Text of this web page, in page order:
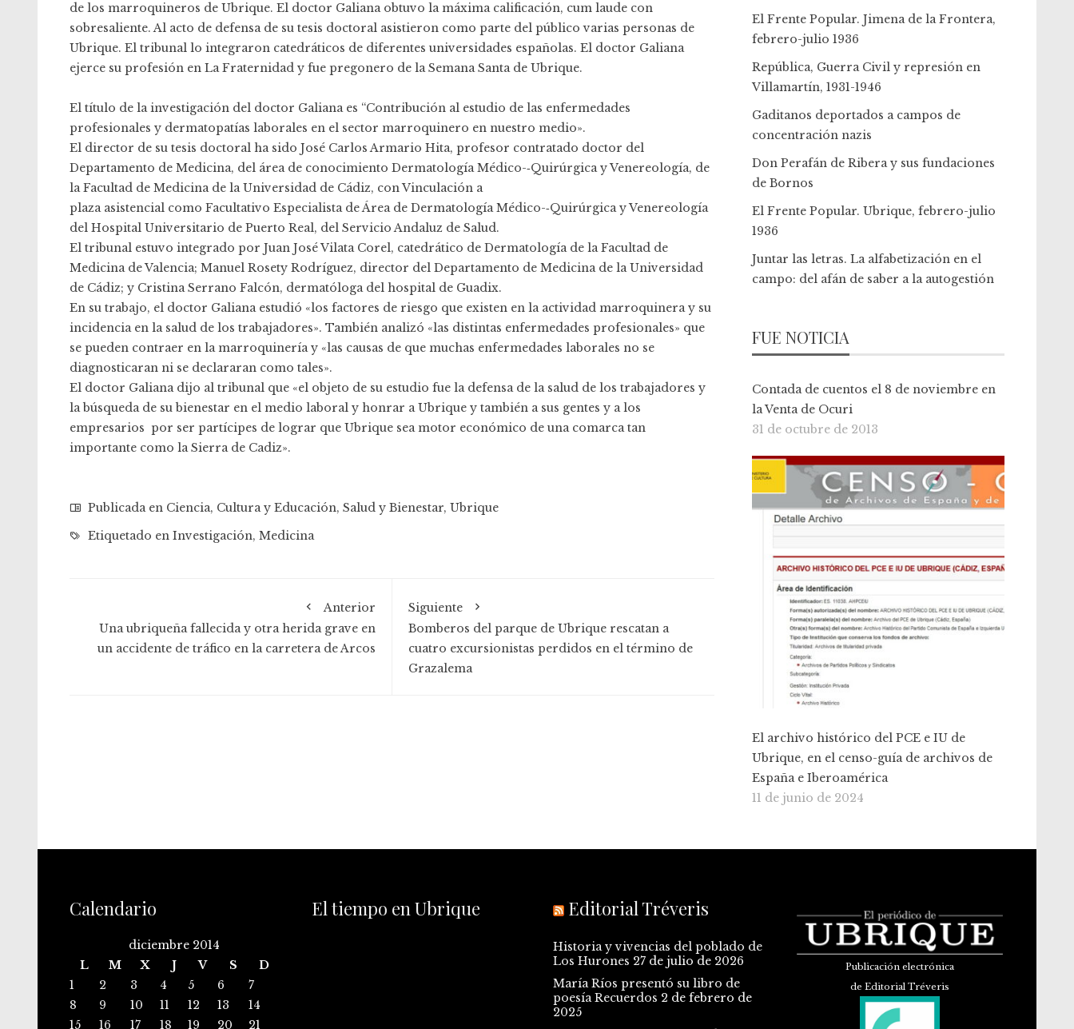
de los marroquineros de Ubrique. El doctor Galiana obtuvo la máxima calificación, cum laude con
sobresaliente. Al acto de defensa de su tesis doctoral asistieron como parte del público varias personas de
Ubrique. El tribunal lo integraron catedráticos de diferentes universidades españolas. El doctor Galiana
ejerce su profesión en La Fraternidad y fue pregonero de la Semana Santa de Ubrique.
El título de la investigación del doctor Galiana es “Contribución al estudio de las enfermedades
profesionales y dermatopatías laborales en el sector marroquinero en nuestro medio».
El director de su tesis doctoral ha sido José Carlos Armario Hita, profesor contratado doctor del
Departamento de Medicina, del área de conocimiento Dermatología Médico-­‐Quirúrgica y Venereología, de
la Facultad de Medicina de la Universidad de Cádiz, con Vinculación a
plaza asistencial como Facultativo Especialista de Área de Dermatología Médico-­‐Quirúrgica y Venereología
del Hospital Universitario de Puerto Real, del Servicio Andaluz de Salud.
El tribunal estuvo integrado por Juan José Vilata Corel, catedrático de Dermatología de la Facultad de
Medicina de Valencia; Manuel Rosety Rodríguez, director del Departamento de Medicina de la Universidad
de Cádiz; y Cristina Serrano Falcón, dermatóloga del hospital de Guadix.
En su trabajo, el doctor Galiana estudió «los factores de riesgo que existen en la actividad marroquinera y su
incidencia en la salud de los trabajadores». También analizó «las distintas enfermedades profesionales» que
se pueden contraer en la marroquinería y «las causas de que muchas enfermedades laborales no se
diagnosticaran ni se declararan como tales».
El doctor Galiana dijo al tribunal que «el objeto de su estudio fue la defensa de la salud de los trabajadores y
la búsqueda de su bienestar en el medio laboral y honrar a Ubrique y también a sus gentes y a los
empresarios por ser partícipes de lograr que Ubrique sea motor económico de una comarca tan
importante como la Sierra de Cadiz».
Publicada en Ciencia, Cultura y Educación, Salud y Bienestar, Ubrique
Etiquetado en Investigación, Medicina
Anterior
Una ubriqueña fallecida y otra herida grave en
un accidente de tráfico en la carretera de Arcos
Siguiente
Bomberos del parque de Ubrique rescatan a
cuatro excursionistas perdidos en el término de
Grazalema
El Frente Popular. Jimena de la Frontera,
febrero-julio 1936
República, Guerra Civil y represión en
Villamartín, 1931-1946
Gaditanos deportados a campos de
concentración nazis
Don Perafán de Ribera y sus fundaciones
de Bornos
El Frente Popular. Ubrique, febrero-julio
1936
Juntar las letras. La alfabetización en el
campo: del afán de saber a la autogestión
FUE NOTICIA
Contada de cuentos el 8 de noviembre en
la Venta de Ocuri
31 de octubre de 2013
El archivo histórico del PCE e IU de
Ubrique, en el censo-guía de archivos de
España e Iberoamérica
11 de junio de 2024
Calendario
diciembre 2014
L
M X J V S
D
1
2 3 4 5 6
7
8
9 10 11 12 13
14
15
16 17 18 19 20 21
El tiempo en Ubrique Editorial Tréveris
Historia y vivencias del poblado de
Los Hurones 27 de julio de 2026
María Ríos presentó su libro de
poesía Recuerdos 2 de febrero de
2025
Publicación electrónica
de Editorial Tréveris